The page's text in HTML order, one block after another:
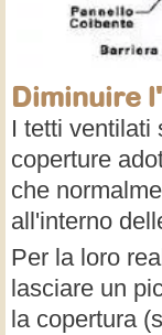
Diminuire
I tetti ventilati
coperture
che
all'interno
Per la loro
lasciare un
la copertura